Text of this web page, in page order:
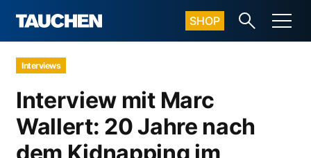
SHOP
Interviews
Interview mit Marc
Wallert: 20 Jahre nach